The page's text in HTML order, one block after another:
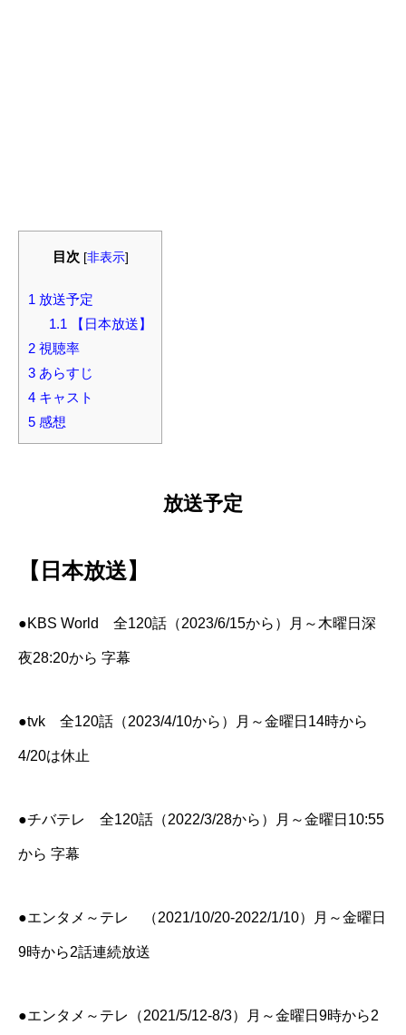
目次 [非表示]
1 放送予定
1.1 【日本放送】
2 視聴率
3 あらすじ
4 キャスト
5 感想
放送予定
【日本放送】
●KBS World 全120話（2023/6/15から）月～木曜日深
夜28:20から 字幕
●tvk 全120話（2023/4/10から）月～金曜日14時から
4/20は休止
●チバテレ 全120話（2022/3/28から）月～金曜日10:55
から 字幕
●エンタメ～テレ （2021/10/20-2022/1/10）月～金曜日
9時から2話連続放送
●エンタメ～テレ（2021/5/12-8/3）月～金曜日9時から2